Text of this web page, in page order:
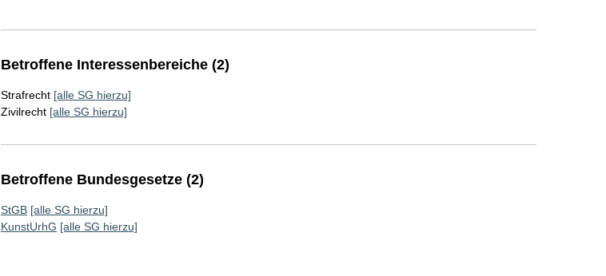
Betroffene Interessenbereiche (2)
Strafrecht [alle SG hierzu]
Zivilrecht [alle SG hierzu]
Betroffene Bundesgesetze (2)
StGB [alle SG hierzu]
KunstUrhG [alle SG hierzu]